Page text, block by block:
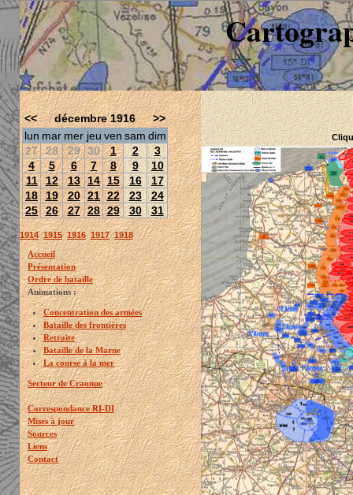
<< décembre 1916
>>
lun mar mer jeu ven sam dim
27 28 29 30 1 2
3
4
5 6 7 8 9
10
11
12 13 14 15 16
17
18 19 20 21 22 23
24
25 26 27 28 29 30 31
1914 1915 1916 1917 1918
Accueil
Présentation
Ordre de bataille
Animations :
Concentration des armées
Bataille des frontières
Retraite
Bataille de la Marne
La course à la mer
Secteur de Craonne
Correspondance RI-DI
Mises à jour
Sources
Liens
Contact